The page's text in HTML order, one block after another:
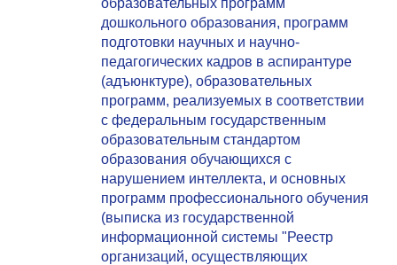
образовательных программ
дошкольного образования, программ
подготовки научных и научно-
педагогических кадров в аспирантуре
(адъюнктуре), образовательных
программ, реализуемых в соответствии
с федеральным государственным
образовательным стандартом
образования обучающихся с
нарушением интеллекта, и основных
программ профессионального обучения
(выписка из государственной
информационной системы "Реестр
организаций, осуществляющих